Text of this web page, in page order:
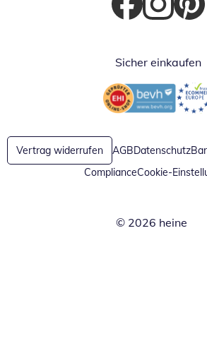
Öffnet in neuem
Öffnet in
Sicher einkaufen
Öffnet in neuem
Vertrag widerrufen AGBDatenschutz
ComplianceCookie-
© 2026 heine